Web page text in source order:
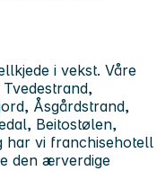
i vekst. Våre
Åsgårdstrand,
Beitostølen,
har vi franchisehotell
den ærverdige